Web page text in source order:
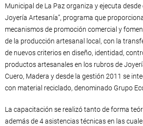
Municipal de La Paz organiza y ejecuta desde
Joyería Artesanía”, programa que
mecanismos de promoción comercial y
de la producción artesanal local, con la
de nuevos criterios en diseño, identidad,
productos artesanales en los rubros de
Cuero, Madera y desde la gestión 2011 se
con material reciclado, denominado Grupo
La capacitación se realizó tanto de forma
además de 4 asistencias técnicas en las